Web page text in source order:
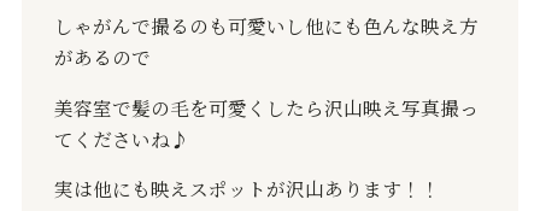
しゃがんで撮るのも可愛いし他にも色んな映え方
があるので
美容室で髪の毛を可愛くしたら沢山映え写真撮っ
てくださいね♪
実は他にも映えスポットが沢山あります！！